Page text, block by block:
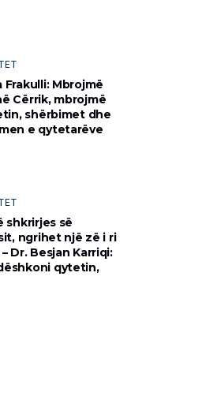
Frakulli: Mbrojmë
Cërrik, mbrojmë
shërbimet dhe
e qytetarëve
shkrirjes së
ngrihet një zë i ri
Dr. Besjan Karriqi:
qytetin,